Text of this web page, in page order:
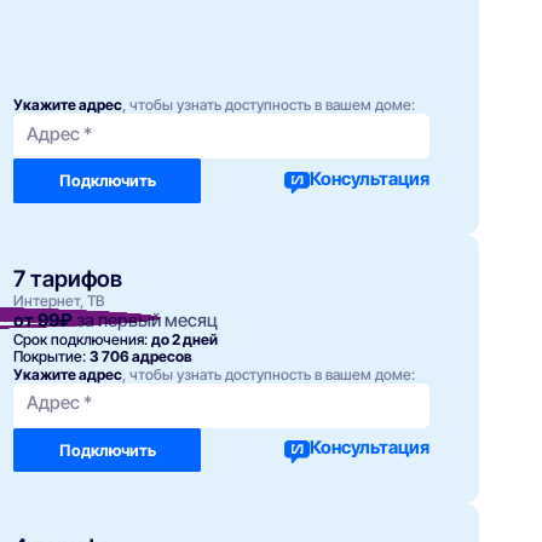
Укажите адрес, чтобы узнать доступность в вашем доме:
Адрес *
Подключить Консультация
7 тарифов
Интернет, ТВ
от 99₽за первый месяц
Срок подключения:до 2 дней
Покрытие:3 706 адресов
Укажите адрес , чтобы узнать доступность в вашем доме:
Адрес *
Подключить Консультация